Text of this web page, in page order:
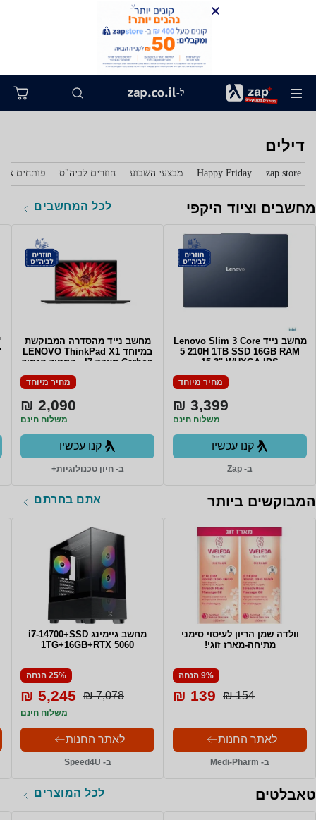
ל-
דילים
zap store
Happy Friday מבצעי השבוע חוזרים לביה"ס פותחים את
מחשבים וציוד היקפי לכל המחשבים
מחשב נייד Lenovo Slim 3 Core
5 210H 1TB SSD 16GB RAM
15.3" WUXGA IPS
TOUCHSCREEN Win11 Backlit
Keyboard COSMIC BLUE 3Y
מחיר מיוחד
3,399 ₪
משלוח חינם
קנו עכשיו
ב- Zap
מחשב נייד מהסדרה המבוקשת
במיוחד LENOVO ThinkPad X1
Carbon מעבד I7 - המחיר הנמוך
בשוק Lenovo Carbon X1 6th
Gen i7-8550U/16GB ddr4 (no
touch/WIN11Pro
מחיר מיוחד
2,090 ₪
משלוח חינם
קנו עכשיו
ב- חיון טכנולוגיות+
המבוקשים ביותר אתם בחרתם
וולדה שמן הריון לעיסוי סימני
מתיחה-מארז זוגי!
9% הנחה
154 ₪
139 ₪
לאתר החנות
ב- Medi-Pharm
מחשב גיימינג i7-14700+SSD
1TG+16GB+RTX 5060
25% הנחה
7,078 ₪
5,245 ₪
משלוח חינם
לאתר החנות
ב- Speed4U
טאבלטים לכל המוצרים